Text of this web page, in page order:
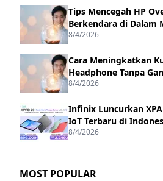
Tips Mencegah HP
Berkendara di Dalam
8/4/2026
Cara Meningkatkan
Headphone Tanpa
8/4/2026
Infinix Luncurkan
IoT Terbaru di
8/4/2026
MOST POPULAR